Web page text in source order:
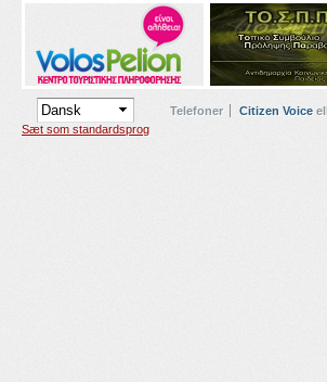
Sæt som standardsprog
Telefoner Citizen Voice